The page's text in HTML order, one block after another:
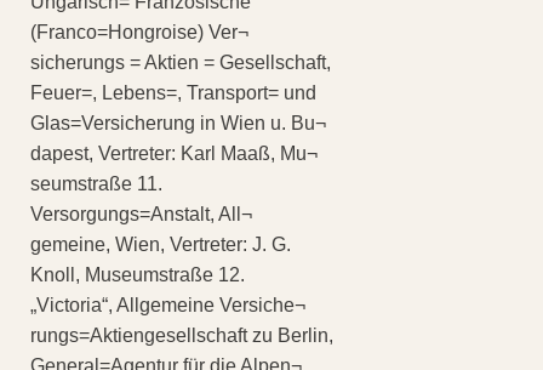
(Franco=Hongroise) Ver¬
sicherungs = Aktien = Gesellschaft,
Feuer=, Lebens=, Transport= und
Glas=Versicherung in Wien u. Bu¬
dapest, Vertreter: Karl Maaß, Mu¬
seumstraße 11.
Versorgungs=Anstalt, All¬
gemeine, Wien, Vertreter: J. G.
Knoll, Museumstraße 12.
„Victoria“, Allgemeine Versiche¬
rungs=Aktiengesellschaft zu Berlin,